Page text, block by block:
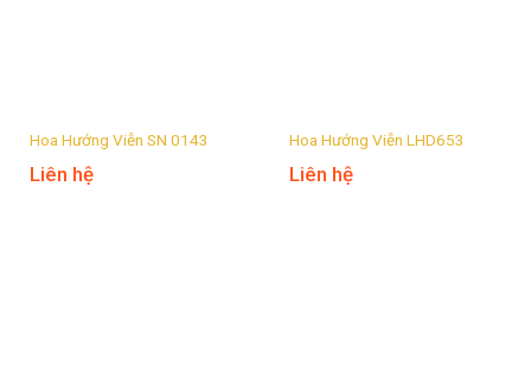
Hoa Hướng Viễn SN 0143
Liên hệ
Hoa Hướng Viễn LHD653
Liên hệ